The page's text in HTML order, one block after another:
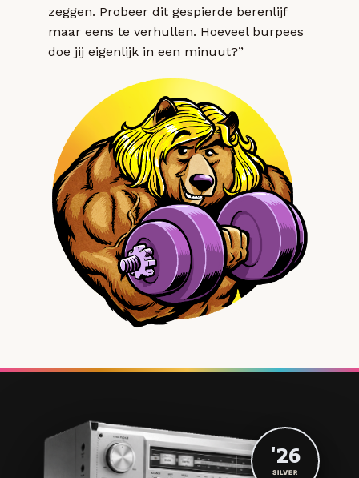
zeggen. Probeer dit gespierde berenlijf
maar eens te verhullen. Hoeveel burpees
doe jij eigenlijk in een minuut?”
'26
SILVER